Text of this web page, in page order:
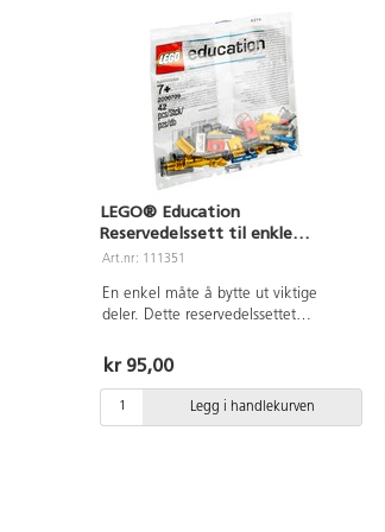
LEGO® Education
Reservedelssett til enkle
maskiner
Art.nr: 111351
En enkel måte å bytte ut viktige
deler. Dette reservedelssettet
maskiner.
kr 95,00
Legg i handlekurven